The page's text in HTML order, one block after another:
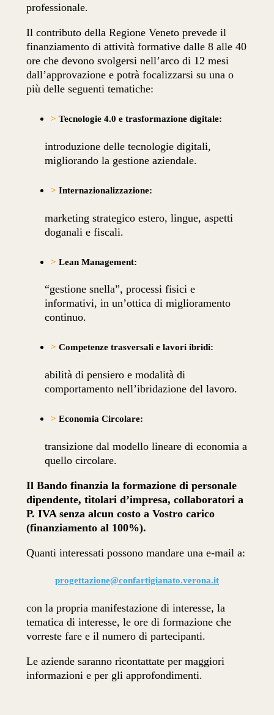
professionale.
Il contributo della Regione Veneto prevede il
finanziamento di attività formative dalle 8 alle 40
ore che devono svolgersi nell’arco di 12 mesi
dall’approvazione e potrà focalizzarsi su una o
più delle seguenti tematiche:
> Tecnologie 4.0 e trasformazione digitale:
introduzione delle tecnologie digitali,
migliorando la gestione aziendale.
> Internazionalizzazione:
marketing strategico estero, lingue, aspetti
doganali e fiscali.
> Lean Management:
“gestione snella”, processi fisici e
informativi, in un’ottica di miglioramento
continuo.
> Competenze trasversali e lavori ibridi:
abilità di pensiero e modalità di
comportamento nell’ibridazione del lavoro.
> Economia Circolare:
transizione dal modello lineare di economia a
quello circolare.
Il Bando finanzia la formazione di personale
dipendente, titolari d’impresa, collaboratori a
P. IVA senza alcun costo a Vostro carico
(finanziamento al 100%).
Quanti interessati possono mandare una e-mail a:
progettazione@confartigianato.verona.it
con la propria manifestazione di interesse, la
tematica di interesse, le ore di formazione che
vorreste fare e il numero di partecipanti.
Le aziende saranno ricontattate per maggiori
informazioni e per gli approfondimenti.